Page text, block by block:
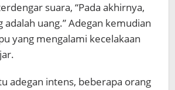
suara, “Pada akhirnya,
uang.” Adegan kemudian
yang mengalami kecelakaan
adegan intens, beberapa orang